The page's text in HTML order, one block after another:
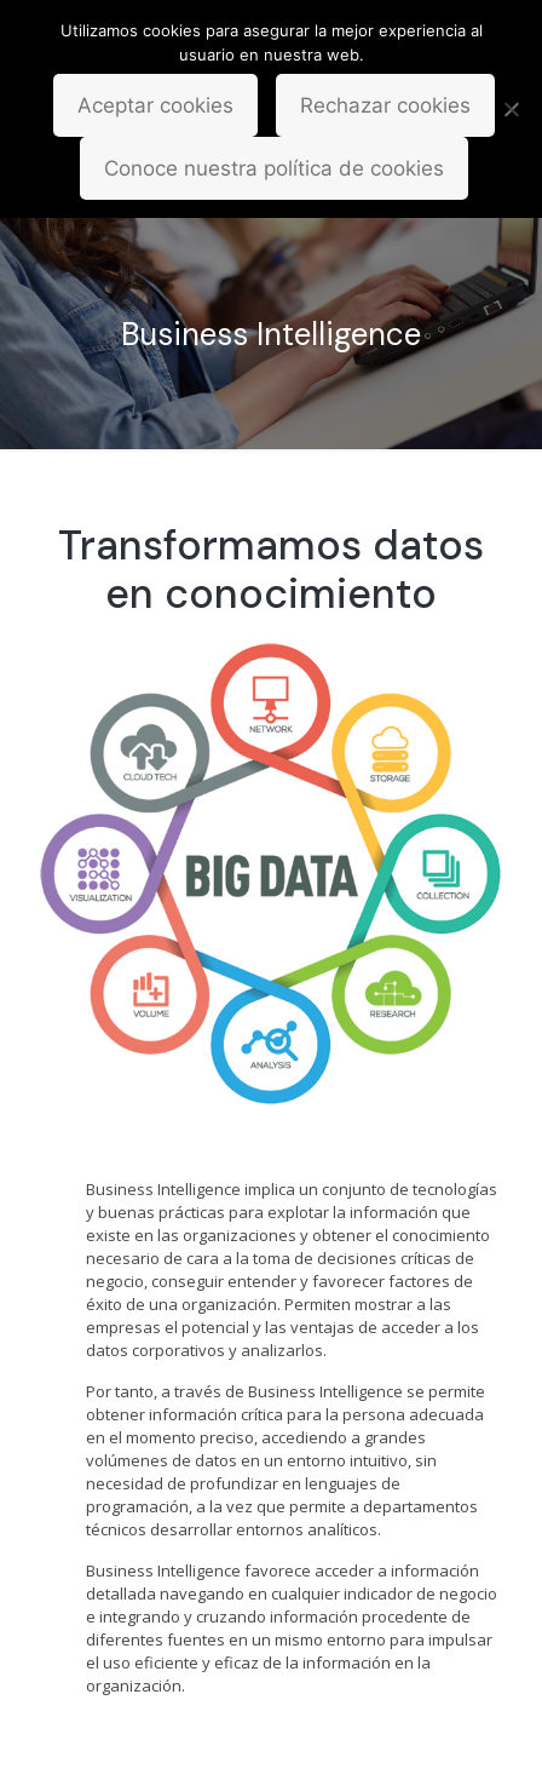
Business Intelligence
Transformamos datos
en conocimiento
Business Intelligence implica un conjunto de tecnologías
y buenas prácticas para explotar la información que
existe en las organizaciones y obtener el conocimiento
necesario de cara a la toma de decisiones críticas de
negocio, conseguir entender y favorecer factores de
éxito de una organización. Permiten mostrar a las
empresas el potencial y las ventajas de acceder a los
datos corporativos y analizarlos.
Por tanto, a través de Business Intelligence se permite
obtener información crítica para la persona adecuada
en el momento preciso, accediendo a grandes
volúmenes de datos en un entorno intuitivo, sin
necesidad de profundizar en lenguajes de
programación, a la vez que permite a departamentos
técnicos desarrollar entornos analíticos.
Business Intelligence favorece acceder a información
detallada navegando en cualquier indicador de negocio
e integrando y cruzando información procedente de
diferentes fuentes en un mismo entorno para impulsar
el uso eficiente y eficaz de la información en la
organización.
Utilizamos cookies para asegurar la mejor experiencia al
usuario en nuestra web.
Aceptar cookies Rechazar cookies
Conoce nuestra política de cookies